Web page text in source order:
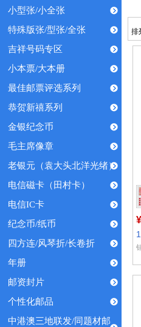
小型张/小全张
特殊版张/型张/全张
吉祥号码专区
小本票/大本册
最佳邮票评选系列
恭贺新禧系列
金银纪念币
毛主席像章
老银元（袁大头北洋光绪）
电信磁卡（田村卡）
电信IC卡
纪念币/纸币
四方连/风琴折/长卷折
年册
邮资封片
个性化邮品
中港澳三地联发/同题材邮
排